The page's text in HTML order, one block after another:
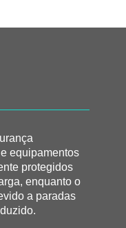
equipamentos
protegidos
enquanto o
a paradas